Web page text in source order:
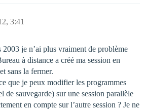
3:41
je n’ai plus vraiment de problème
à distance a créé ma session en
sans la fermer.
que je peux modifier les programmes
de sauvegarde) sur une session parallèle
en compte sur l’autre session ? Je ne